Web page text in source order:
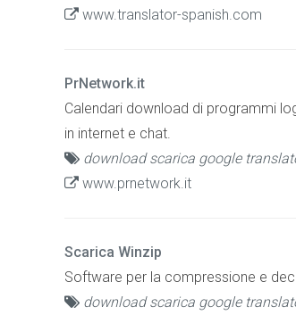
www.translator-spanish.com
PrNetwork.it
Calendari download di programmi
in internet e chat.
download scarica google
www.prnetwork.it
Scarica Winzip
Software per la compressione e
download scarica google